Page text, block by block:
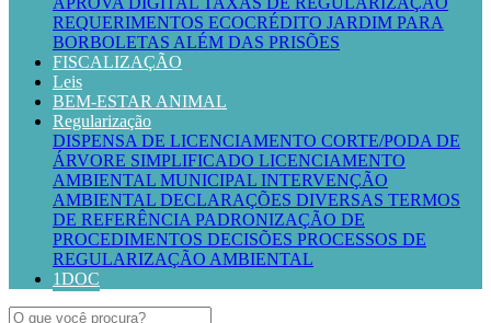
REQUERIMENTOS ECOCRÉDITO JARDIM PARA
BORBOLETAS ALÉM DAS PRISÕES
FISCALIZAÇÃO
Leis
BEM-ESTAR ANIMAL
Regularização
DISPENSA DE LICENCIAMENTO CORTE/PODA DE
ÁRVORE SIMPLIFICADO LICENCIAMENTO
AMBIENTAL MUNICIPAL INTERVENÇÃO
AMBIENTAL DECLARAÇÕES DIVERSAS TERMOS
DE REFERÊNCIA PADRONIZAÇÃO DE
PROCEDIMENTOS DECISÕES PROCESSOS DE
REGULARIZAÇÃO AMBIENTAL
1DOC